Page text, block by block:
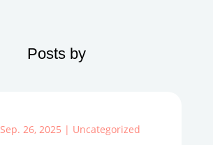
Posts by
Sep. 26, 2025 | Uncategorized